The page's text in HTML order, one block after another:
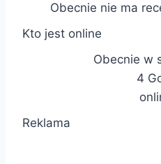
Obecnie nie ma
Kto jest online
Obecnie w
4
Reklama